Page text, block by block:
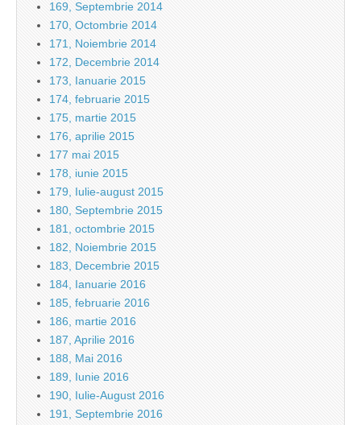
169, Septembrie 2014
170, Octombrie 2014
171, Noiembrie 2014
172, Decembrie 2014
173, Ianuarie 2015
174, februarie 2015
175, martie 2015
176, aprilie 2015
177 mai 2015
178, iunie 2015
179, Iulie-august 2015
180, Septembrie 2015
181, octombrie 2015
182, Noiembrie 2015
183, Decembrie 2015
184, Ianuarie 2016
185, februarie 2016
186, martie 2016
187, Aprilie 2016
188, Mai 2016
189, Iunie 2016
190, Iulie-August 2016
191, Septembrie 2016